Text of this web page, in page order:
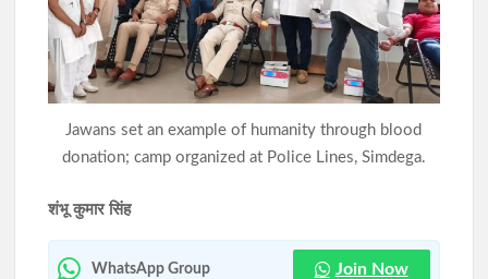
शादी का झांसा देकर दुष्कर्म करने का आरोपी मुंबई से गिरफ्तार, न्यायिक
हिरासत में भेजा गया
6.89 लाख मामले
Jawans set an example of humanity through blood
donation; camp organized at Police Lines, Simdega.
शंभू कुमार सिंह
WhatsApp Group Join Now